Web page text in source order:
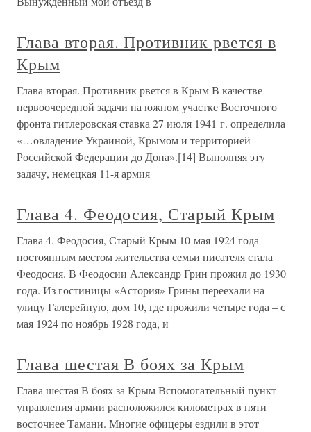
Глава вторая. Противник рвется в
Крым
Глава вторая. Противник рвется в Крым В качестве
первоочередной задачи на южном участке Восточного
фронта гитлеровская ставка 27 июля 1941 г. определила
«…овладение Украиной, Крымом и территорией
Российской Федерации до Дона».[14] Выполняя эту
задачу, немецкая 11-я армия
Глава 4. Феодосия, Старый Крым
Глава 4. Феодосия, Старый Крым 10 мая 1924 года
постоянным местом жительства семьи писателя стала
Феодосия. В Феодосии Александр Грин прожил до 1930
года. Из гостиницы «Астория» Грины переехали на
улицу Галерейную, дом 10, где прожили четыре года – с
мая 1924 по ноябрь 1928 года, и
Глава шестая В боях за Крым
Глава шестая В боях за Крым Вспомогательный пункт
управления армии расположился километрах в пяти
восточнее Тамани. Многие офицеры ездили в этот